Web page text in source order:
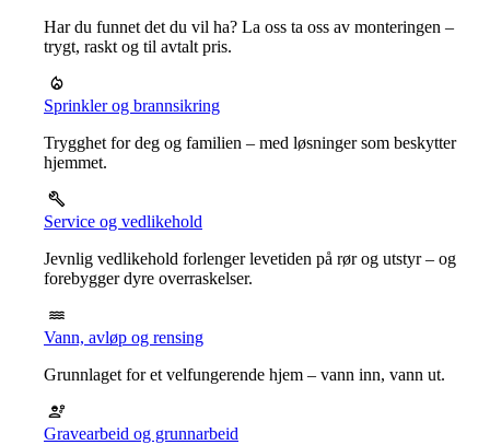
Har du funnet det du vil ha? La oss ta oss av monteringen –
trygt, raskt og til avtalt pris.
Sprinkler og brannsikring
Trygghet for deg og familien – med løsninger som beskytter
hjemmet.
Service og vedlikehold
Jevnlig vedlikehold forlenger levetiden på rør og utstyr – og
forebygger dyre overraskelser.
Vann, avløp og rensing
Grunnlaget for et velfungerende hjem – vann inn, vann ut.
Gravearbeid og grunnarbeid